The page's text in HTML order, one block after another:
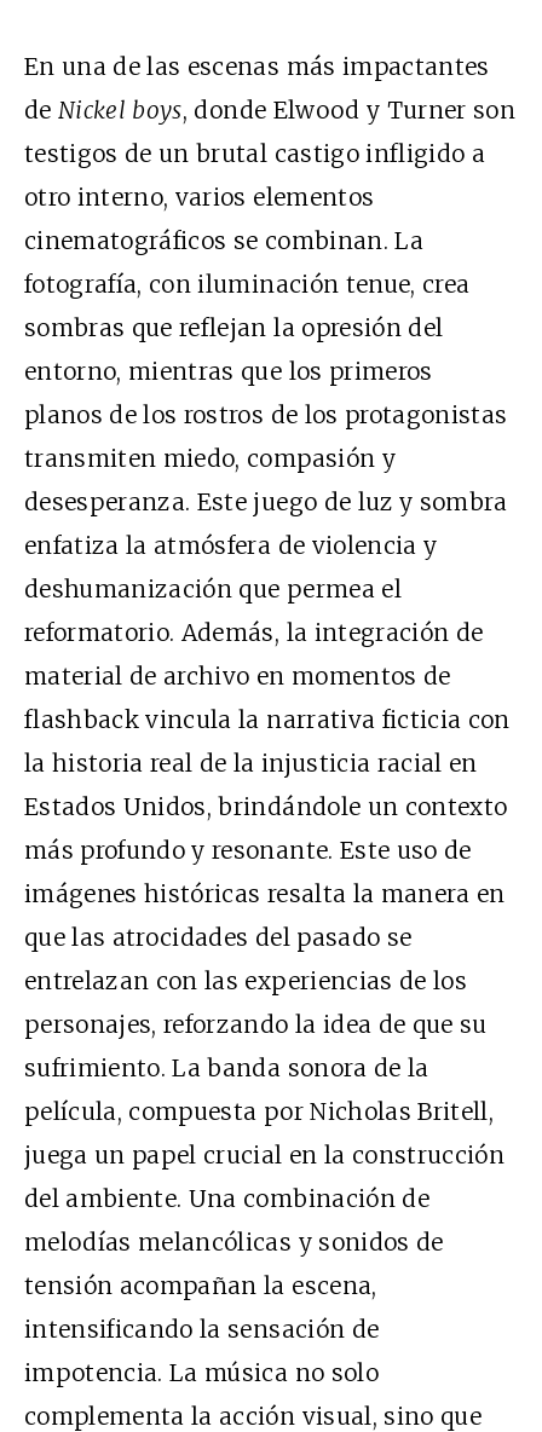
En una de las escenas más impactantes
deNickel boys, donde Elwood y Turner son
testigos de un brutal castigo infligido a
otro interno, varios elementos
cinematográficos se combinan. La
fotografía, con iluminación tenue, crea
sombras que reflejan la opresión del
entorno, mientras que los primeros
planos de los rostros de los protagonistas
transmiten miedo, compasión y
desesperanza. Este juego de luz y sombra
enfatiza la atmósfera de violencia y
deshumanización que permea el
reformatorio. Además, la integración de
material de archivo en momentos de
flashback vincula la narrativa ficticia con
la historia real de la injusticia racial en
Estados Unidos, brindándole un contexto
más profundo y resonante. Este uso de
imágenes históricas resalta la manera en
que las atrocidades del pasado se
entrelazan con las experiencias de los
personajes, reforzando la idea de que su
sufrimiento. La banda sonora de la
película, compuesta por Nicholas Britell,
juega un papel crucial en la construcción
del ambiente. Una combinación de
melodías melancólicas y sonidos de
tensión acompañan la escena,
intensificando la sensación de
impotencia. La música no solo
complementa la acción visual, sino que